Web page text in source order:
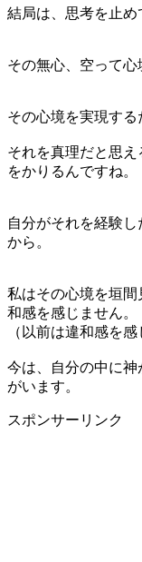
結局は、思考を止め
その無心、空って心
その心境を実現する
それを真理だと思
をかりるんですね。
自分がそれを経験
から。
私はその心境を垣
和感を感じません。
（以前は違和感を
今は、自分の中に
がいます。
スポンサーリンク